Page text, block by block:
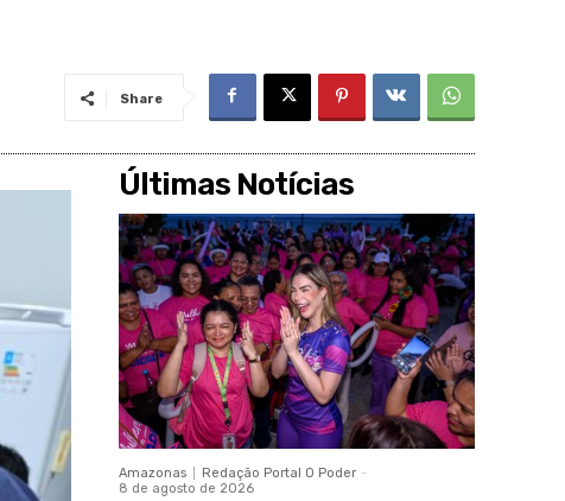
Share
Últimas Notícias
Amazonas Redação Portal O Poder -
8 de agosto de 2026